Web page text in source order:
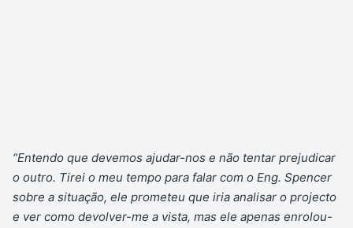
“Entendo que devemos ajudar-nos e não tentar prejudicar
o outro. Tirei o meu tempo para falar com o Eng. Spencer
sobre a situação, ele prometeu que iria analisar o projecto
e ver como devolver-me a vista, mas ele apenas enrolou-